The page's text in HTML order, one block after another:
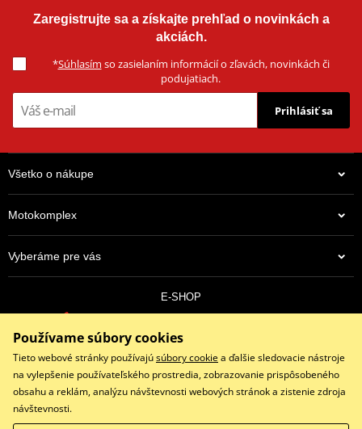
Zaregistrujte sa a získajte prehľad o novinkách a
akciách.
*Súhlasím so zasielaním informácií o zľavách, novinkách či
podujatiach.
Prihlásiť sa
Všetko o nákupe
Motokomplex
Vyberáme pre vás
E-SHOP
objednavky@eshopmotokomplex.sk
Po - Pia: 8:30-17:00 | Nedeľa: ZATVORENÉ
Facebook
Používame súbory cookies
Tieto webové stránky používajúsúbory cookiea ďalšie sledovacie nástroje
na vylepšenie používateľského prostredia, zobrazovanie prispôsobeného
obsahu a reklám, analýzu návštevnosti webových stránok a zistenie zdroja
návštevnosti.